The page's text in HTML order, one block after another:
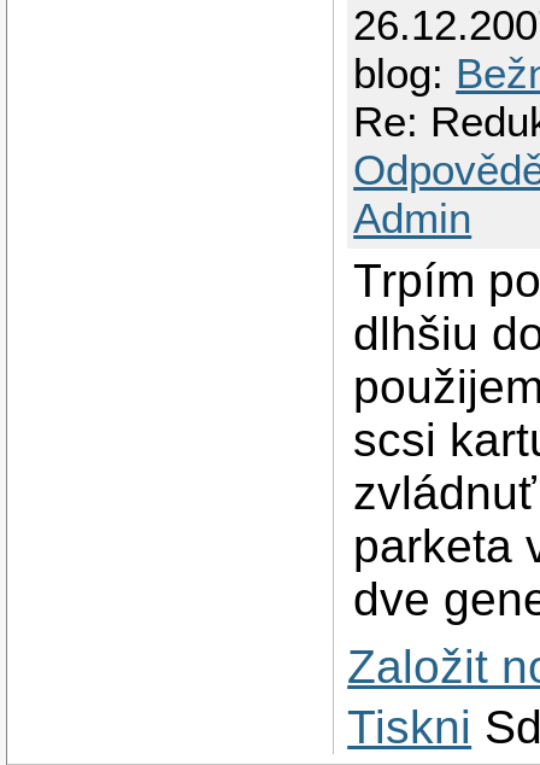
blog:
Re:
Admin
Trpím
dlhšiu
scsi
parketa
dve
Založit
Tiskni